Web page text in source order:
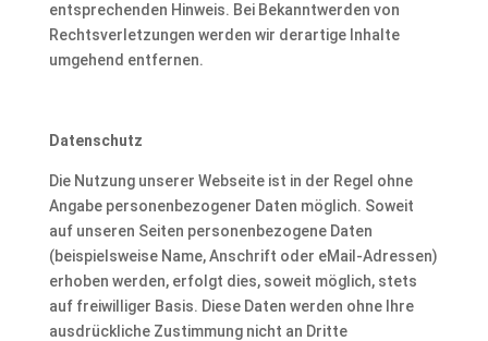
entsprechenden Hinweis. Bei Bekanntwerden von
Rechtsverletzungen werden wir derartige Inhalte
umgehend entfernen.
Datenschutz
Die Nutzung unserer Webseite ist in der Regel ohne
Angabe personenbezogener Daten möglich. Soweit
auf unseren Seiten personenbezogene Daten
(beispielsweise Name, Anschrift oder eMail-Adressen)
erhoben werden, erfolgt dies, soweit möglich, stets
auf freiwilliger Basis. Diese Daten werden ohne Ihre
ausdrückliche Zustimmung nicht an Dritte